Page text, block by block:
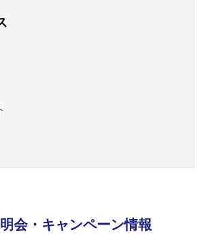
会・キャンペーン情報